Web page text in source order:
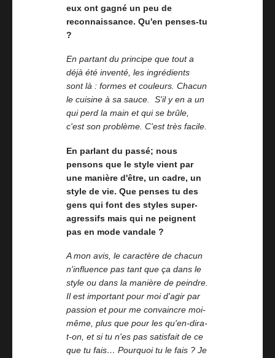
eux ont gagné un peu de
reconnaissance. Qu'en penses-tu
?
En partant du principe que tout a
déjà été inventé, les ingrédients
sont là : formes et couleurs. Chacun
le cuisine à sa sauce. S'il y en a un
qui perd la main et qui se brûle,
c'est son problème. C'est très facile.
En parlant du passé; nous
pensons que le style vient par
une manière d'être, un cadre, un
style de vie. Que penses tu des
gens qui font des styles super-
agressifs mais qui ne peignent
pas en mode vandale ?
A mon avis, le caractère de chacun
n'influence pas tant que ça dans le
style ou dans la manière de peindre.
Il est important pour moi d'agir par
passion et pour me convaincre moi-
même, plus que pour les qu'en-dira-
t-on, et si tu n'es pas satisfait de ce
que tu fais… Pourquoi tu le fais ? Je